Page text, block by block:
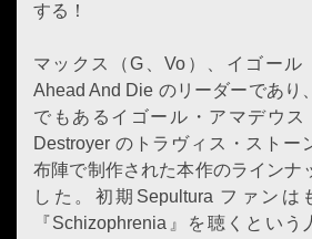
する！
マックス（G、Vo）、イゴール
Ahead And Die のリーダーであり
でもあるイゴール・アマデウ
Destroyer のトラヴィス・ストー
布陣で制作された本作のラインナ
した。初期Sepultura ファンは
『Schizophrenia』を聴くという